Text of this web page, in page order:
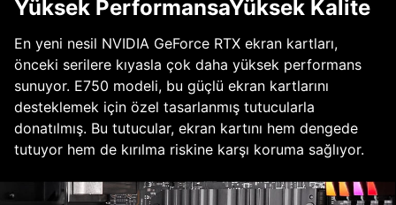
Yüksek PerformansaYüksek Kalite
En yeni nesil NVIDIA GeForce RTX ekran kartları,
önceki serilere kıyasla çok daha yüksek performans
sunuyor. E750 modeli, bu güçlü ekran kartlarını
desteklemek için özel tasarlanmış tutucularla
donatılmış. Bu tutucular, ekran kartını hem dengede
tutuyor hem de kırılma riskine karşı koruma sağlıyor.